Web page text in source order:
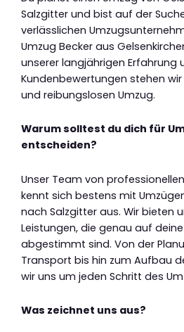
Salzgitter und bist auf der
verlässlichen
Umzug Becker aus
unserer langjährigen Erfahrung
Kundenbewertungen stehen
und reibungslosen Umzug.
Warum solltest du dich für
entscheiden?
Unser Team von
kennt sich bestens mit
nach Salzgitter aus. Wir bieten
Leistungen, die genau auf
abgestimmt sind. Von der
Transport bis hin zum Aufbau
wir uns um jeden Schritt des
Was zeichnet uns aus?